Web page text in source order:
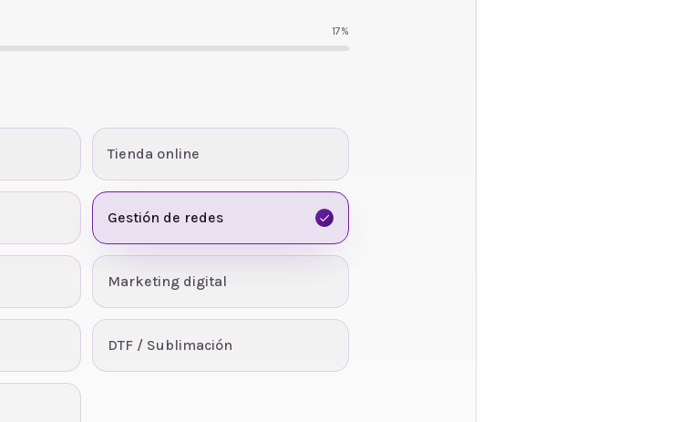
17%
Tienda online
Gestión de redes
Marketing digital
DTF / Sublimación